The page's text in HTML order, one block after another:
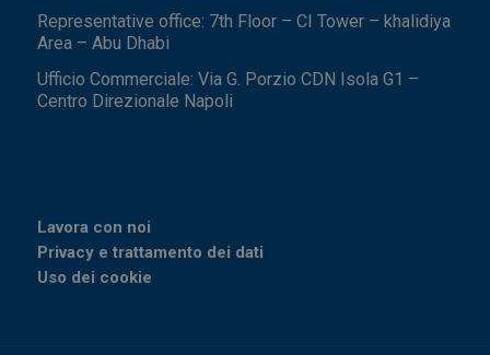
Representative office: 7th Floor – CI Tower – khalidiya
Area – Abu Dhabi
Ufficio Commerciale: Via G. Porzio CDN Isola G1 –
Centro Direzionale Napoli
Lavora con noi
Privacy e trattamento dei dati
Uso dei cookie